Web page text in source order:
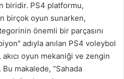
biridir. PS4 platformu,
birçok oyun sunarken,
önemli bir parçasını
adıyla anılan PS4 voleybol
oyun mekaniği ve zengin
makalede, “Sahada